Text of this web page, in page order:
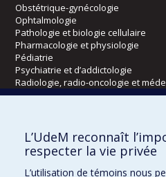
Obstétrique-gynécologie
Ophtalmologie
Pathologie et biologie cellulaire
Pharmacologie et physiologie
Pédiatrie
Psychiatrie et d’addictologie
Radiologie, radio-oncologie et
Écoles
Kinésiologie et des sciences de
Orthophonie et audiologie
Réadaptation
L’UdeM reconnaît
respecter la vie privée
L’utilisation de témoins nous